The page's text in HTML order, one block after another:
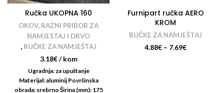
Ručka UKOPNA 160
OKOV, RAZNI PRIBOR ZA
NAMJEŠTAJ I DRVO
, RUČKE ZA NAMJEŠTAJ
3.18€/ kom
Ugradnja: za upuštanje
Materijal: aluminij Površinska
obrada: srebrno Širina (mm): 175
Furnipart ručka AERO
KROM
RUČKE ZA NAMJEŠTAJ
4.88€ – 7.69€